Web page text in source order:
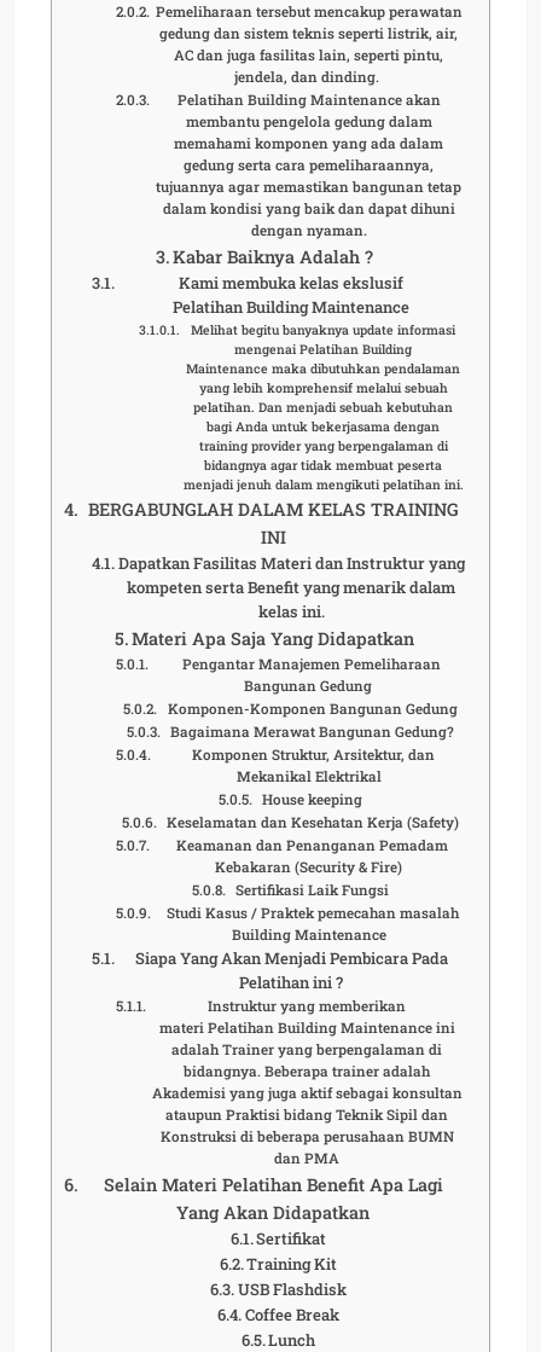
Pemeliharaan tersebut mencakup perawatan
gedung dan sistem teknis seperti listrik, air,
AC dan juga fasilitas lain, seperti pintu,
jendela, dan dinding.
Pelatihan Building Maintenance akan
membantu pengelola gedung dalam
memahami komponen yang ada dalam
gedung serta cara pemeliharaannya,
tujuannya agar memastikan bangunan tetap
dalam kondisi yang baik dan dapat dihuni
dengan nyaman.
Kabar Baiknya Adalah ?
Kami membuka kelas ekslusif
Pelatihan Building Maintenance
Melihat begitu banyaknya update informasi
mengenai Pelatihan Building
Maintenance maka dibutuhkan pendalaman
yang lebih komprehensif melalui sebuah
pelatihan. Dan menjadi sebuah kebutuhan
bagi Anda untuk bekerjasama dengan
training provider yang berpengalaman di
bidangnya agar tidak membuat peserta
menjadi jenuh dalam mengikuti pelatihan ini.
BERGABUNGLAH DALAM KELAS TRAINING
INI
Dapatkan Fasilitas Materi dan Instruktur yang
kompeten serta Benefit yang menarik dalam
kelas ini.
Materi Apa Saja Yang Didapatkan
Pengantar Manajemen Pemeliharaan
Bangunan Gedung
Komponen-Komponen Bangunan Gedung
Bagaimana Merawat Bangunan Gedung?
Komponen Struktur, Arsitektur, dan
Mekanikal Elektrikal
House keeping
Keselamatan dan Kesehatan Kerja (Safety)
Keamanan dan Penanganan Pemadam
Kebakaran (Security & Fire)
Sertifikasi Laik Fungsi
Studi Kasus / Praktek pemecahan masalah
Building Maintenance
Siapa Yang Akan Menjadi Pembicara Pada
Pelatihan ini ?
Instruktur yang memberikan
materi Pelatihan Building Maintenance ini
adalah Trainer yang berpengalaman di
bidangnya. Beberapa trainer adalah
Akademisi yang juga aktif sebagai konsultan
ataupun Praktisi bidang Teknik Sipil dan
Konstruksi di beberapa perusahaan BUMN
dan PMA
Selain Materi Pelatihan Benefit Apa Lagi
Yang Akan Didapatkan
Sertifikat
Training Kit
USB Flashdisk
Coffee Break
Lunch